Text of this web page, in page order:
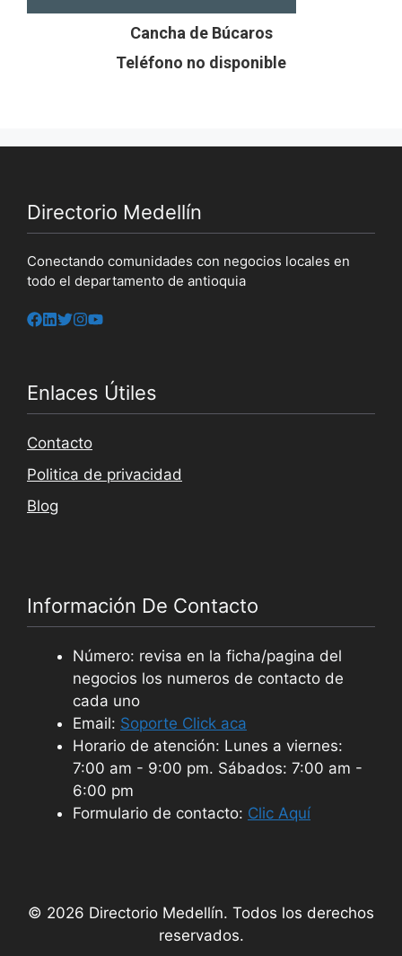
Cancha de Búcaros
Teléfono no disponible
Directorio Medellín
Conectando comunidades con negocios locales en
todo el departamento de antioquia
Enlaces Útiles
Contacto
Politica de privacidad
Blog
Información De Contacto
Número: revisa en la ficha/pagina del
negocios los numeros de contacto de
cada uno
Email: Soporte Click aca
Horario de atención: Lunes a viernes:
7:00 am - 9:00 pm. Sábados: 7:00 am -
6:00 pm
Formulario de contacto: Clic Aquí
© 2026 Directorio Medellín. Todos los derechos
reservados.